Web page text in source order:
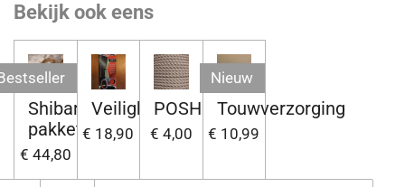
Bekijk ook eens
Shibari
pakket
€ 44,80
Veiligheidsscharen
€ 18,90
POSH
€ 4,00
Nieuw
Touwverzorging
€ 10,99